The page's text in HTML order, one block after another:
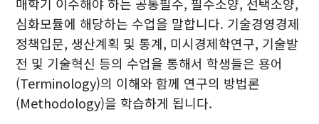
심화모듈에 해당하는 수업을 말합니다. 기술경영경제
정책입문, 생산계획 및 통계, 미시경제학연구, 기술발
전 및 기술혁신 등의 수업을 통해서 학생들은 용어
(Terminology)의 이해와 함께 연구의 방법론
(Methodology)을 학습하게 됩니다.
교육과정
커리큘럼
개설교과목